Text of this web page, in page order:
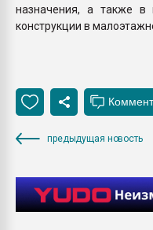
назначения, а также в
конструкции в
предыдущая новость